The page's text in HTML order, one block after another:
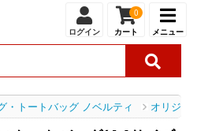
ログイン
0
カート メニュー
・トートバッグ ノベルティ オリジナ